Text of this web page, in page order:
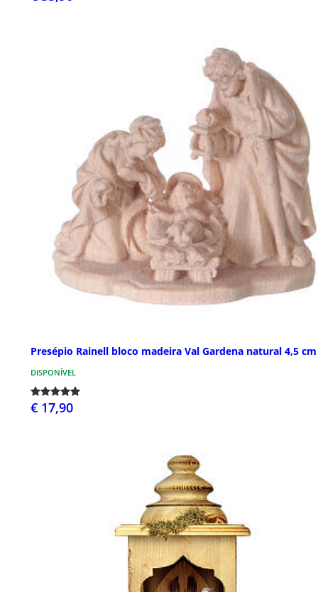
Presépio Rainell bloco madeira Val Gardena natural 4,5 cm
DISPONÍVEL
€ 17,90